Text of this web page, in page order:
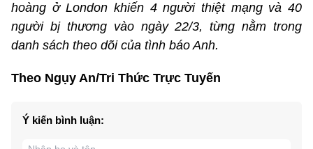
hoàng ở London khiến 4 người thiệt mạng và 40
người bị thương vào ngày 22/3, từng nằm trong
danh sách theo dõi của tình báo Anh.
Theo Ngụy An/Tri Thức Trực Tuyến
Ý kiến bình luận: